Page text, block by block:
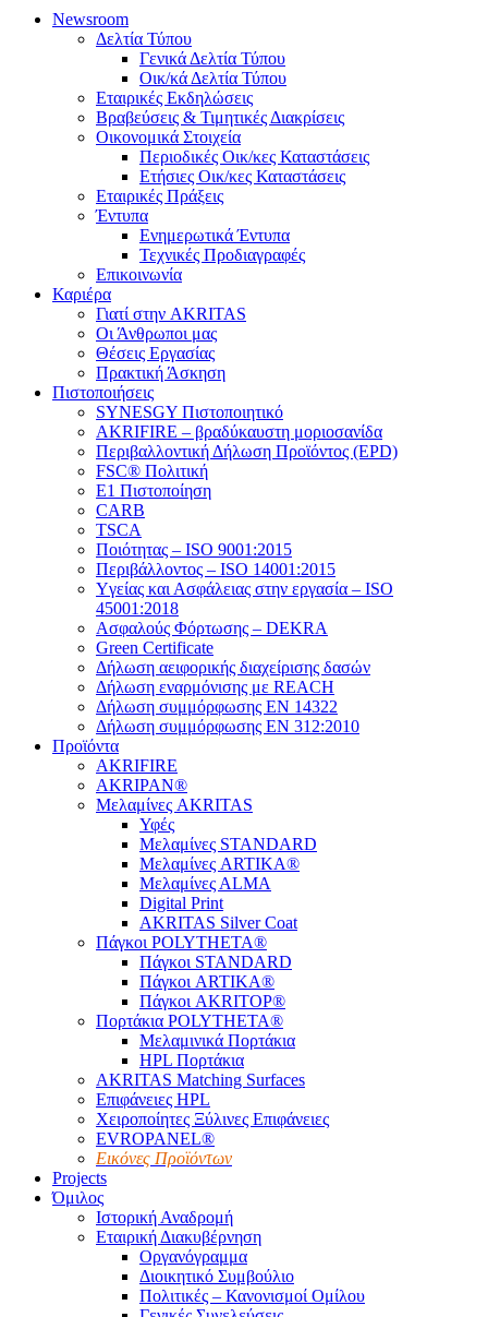
Newsroom
Δελτία Τύπου
Γενικά Δελτία Τύπου
Οικ/κά Δελτία Τύπου
Εταιρικές Εκδηλώσεις
Βραβεύσεις & Τιμητικές Διακρίσεις
Οικονομικά Στοιχεία
Περιοδικές Οικ/κες Καταστάσεις
Ετήσιες Οικ/κες Καταστάσεις
Εταιρικές Πράξεις
Έντυπα
Ενημερωτικά Έντυπα
Τεχνικές Προδιαγραφές
Επικοινωνία
Καριέρα
Γιατί στην AKRITAS
Οι Άνθρωποι μας
Θέσεις Εργασίας
Πρακτική Άσκηση
Πιστοποιήσεις
SYNESGY Πιστοποιητικό
AKRIFIRE – βραδύκαυστη μοριοσανίδα
Περιβαλλοντική Δήλωση Προϊόντος (EPD)
FSC® Πολιτική
E1 Πιστοποίηση
CARB
TSCA
Πoιότητας – ISO 9001:2015
Περιβάλλοντος – ISO 14001:2015
Yγείας και Ασφάλειας στην εργασία – ISO
45001:2018
Ασφαλούς Φόρτωσης – DEKRA
Green Certificate
Δήλωση αειφορικής διαχείρισης δασών
Δήλωση εναρμόνισης με REACH
Δήλωση συμμόρφωσης EN 14322
Δήλωση συμμόρφωσης EN 312:2010
Προϊόντα
AKRIFIRE
AKRIPAN®
Μελαμίνες AKRITAS
Υφές
Μελαμίνες STANDARD
Μελαμίνες ARTIKA®
Μελαμίνες ΑLMA
Digital Print
AKRITAS Silver Coat
Πάγκοι POLYTHETA®
Πάγκοι STANDARD
Πάγκοι ARTIKA®
Πάγκοι AKRITOP®
Πορτάκια POLYTHETA®
Μελαμινικά Πορτάκια
HPL Πορτάκια
AKRITAS Matching Surfaces
Επιφάνειες HPL
Χειροποίητες Ξύλινες Επιφάνειες
EVROPANEL®
Εικόνες Προϊόντων
Projects
Όμιλος
Ιστορική Αναδρομή
Εταιρική Διακυβέρνηση
Οργανόγραμμα
Διοικητικό Συμβούλιο
Πολιτικές – Κανονισμοί Ομίλου